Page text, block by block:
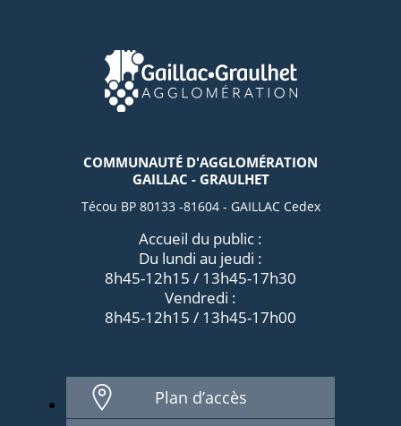
COMMUNAUTÉ D'AGGLOMÉRATION
GAILLAC - GRAULHET
Técou BP 80133 -81604 - GAILLAC Cedex
Accueil du public :
Du lundi au jeudi :
8h45-12h15 / 13h45-17h30
Vendredi :
8h45-12h15 / 13h45-17h00
Plan d’accès